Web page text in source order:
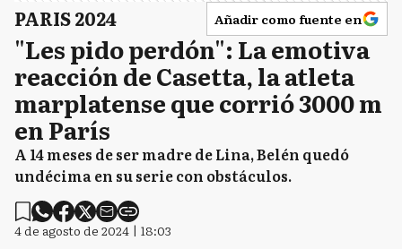
PARIS 2024 Añadir como fuente en
"Les pido perdón": La emotiva
reacción de Casetta, la atleta
marplatense que corrió 3000 m
en París
A 14 meses de ser madre de Lina, Belén quedó
undécima en su serie con obstáculos.
4 de agosto de 2024 | 18:03